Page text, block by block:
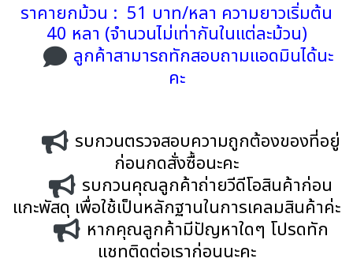
ราคายกม้วน : 51 บาท/หลา ความยาวเริ่มต้น
40 หลา (จำนวนไม่เท่ากันในแต่ละม้วน)
ลูกค้าสามารถทักสอบถามแอดมินได้นะ
คะ
รบกวนตรวจสอบความถูกต้องของที่อยู่
ก่อนกดสั่งซื้อนะคะ
รบกวนคุณลูกค้าถ่ายวีดีโอสินค้าก่อน
แกะพัสดุ เพื่อใช้เป็นหลักฐานในการเคลมสินค้าค่ะ
หากคุณลูกค้ามีปัญหาใดๆ โปรดทัก
แชทติดต่อเราก่อนนะคะ